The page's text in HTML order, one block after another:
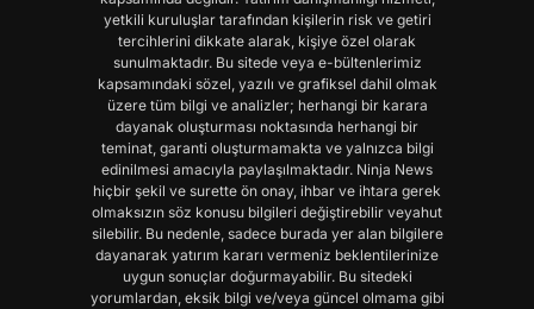
yetkili kuruluşlar tarafından kişilerin risk ve getiri
tercihlerini dikkate alarak, kişiye özel olarak
sunulmaktadır. Bu sitede veya e-bültenlerimiz
kapsamındaki sözel, yazılı ve grafiksel dahil olmak
üzere tüm bilgi ve analizler; herhangi bir karara
dayanak oluşturması noktasında herhangi bir
teminat, garanti oluşturmamakta ve yalnızca bilgi
edinilmesi amacıyla paylaşılmaktadır. Ninja News
hiçbir şekil ve surette ön onay, ihbar ve ihtara gerek
olmaksızın söz konusu bilgileri değiştirebilir veyahut
silebilir. Bu nedenle, sadece burada yer alan bilgilere
dayanarak yatırım kararı vermeniz beklentilerinize
uygun sonuçlar doğurmayabilir. Bu sitedeki
yorumlardan, eksik bilgi ve/veya güncel olmama gibi